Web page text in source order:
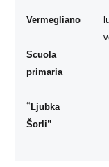
Vermegliano
Scuola
primaria
“Ljubka
Šorli”